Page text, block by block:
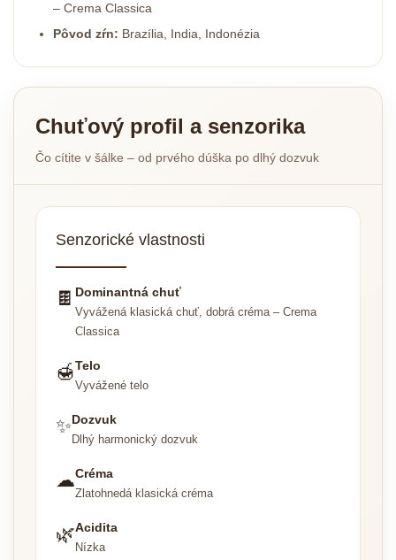
– Crema Classica
Pôvod zŕn: Brazília, India, Indonézia
Chuťový profil a senzorika
Čo cítite v šálke – od prvého dúška po dlhý dozvuk
Senzorické vlastnosti
🍫 Dominantná chuť
Vyvážená klasická chuť, dobrá créma – Crema
Classica
🍯Telo
Vyvážené telo
✨Dozvuk
Dlhý harmonický dozvuk
☁Créma
Zlatohnedá klasická créma
🌿Acidita
Nízka